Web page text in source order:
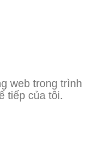
web trong trình
tiếp của tôi.